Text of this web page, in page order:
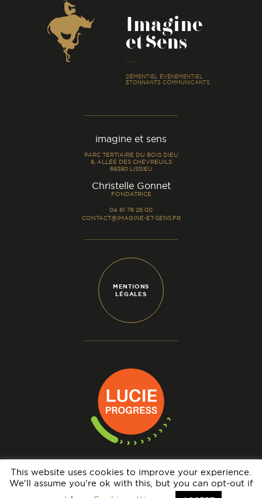
Imagine
et Sens
DÉMENTIEL ÉVÉNEMENTIEL
ÉTONNANTS COMMUNICANTS
imagine et sens
PARC TERTIAIRE DU BOIS DIEU
8, ALLÉE DES CHEVREUILS
69380 LISSIEU
Christelle Gonnet-
FONDATRICE
04 81 76 26 00
CONTACT@IMAGINE-ET-SENS.FR
MENTIONS
LÉGALES
N° IMMATRICULATION OPÉRATEUR DE VOYAGES : IM069140005 - GARANTIE
This website uses cookies to improve your experience.
We'll assume you're ok with this, but you can opt-out if